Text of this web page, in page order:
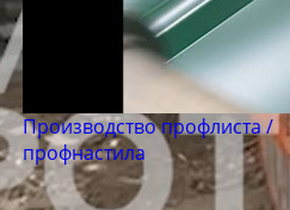
Производство профлиста /
профнастила